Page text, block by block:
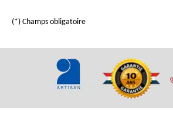
(*) Champs obligatoire